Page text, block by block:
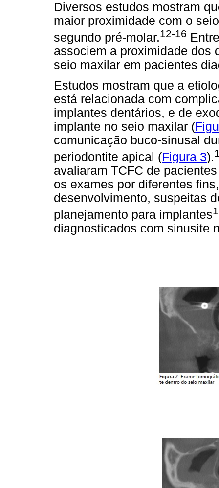
Diversos estudos mostram
maior proximidade com o
segundo pré-molar.12-16
associem a proximidade dos
seio maxilar em pacientes
Estudos mostram que a
está relacionada com
implantes dentários, e de
implante no seio maxilar (
comunicação buco-sinusal
periodontite apical (Figura 3).
avaliaram TCFC de
os exames por diferentes
desenvolvimento, suspeitas
planejamento para implantes
diagnosticados com sinusite